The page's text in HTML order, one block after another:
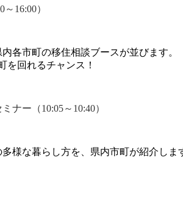
16:00）
各市町の移住相談ブースが並びます。
を回れるチャンス！
ナー（10:05～10:40）
様な暮らし方を、県内市町が紹介しま